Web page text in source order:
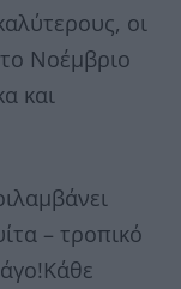
οι
Νοέμβριο
και
– τροπικό